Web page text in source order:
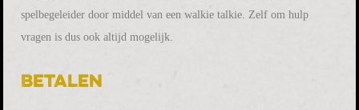
spelbegeleider door middel van een walkie talkie. Zelf om hulp
vragen is dus ook altijd mogelijk.
Betalen